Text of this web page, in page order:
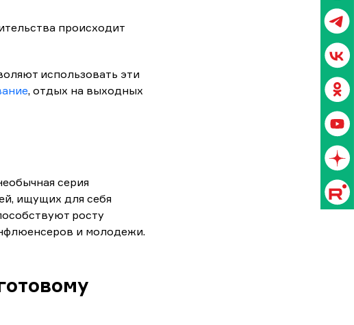
происходит
использовать эти
, отдых на выходных
серия
ищущих для себя
росту
и молодежи.